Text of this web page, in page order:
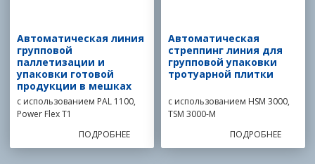
Автоматическая линия
групповой
паллетизации и
упаковки готовой
продукции в мешках
с использованием PAL 1100,
Power Flex T1
ПОДРОБНЕЕ
Автоматическая
стреппинг линия для
групповой упаковки
тротуарной плитки
с использованием HSM 3000,
TSM 3000-M
ПОДРОБНЕЕ